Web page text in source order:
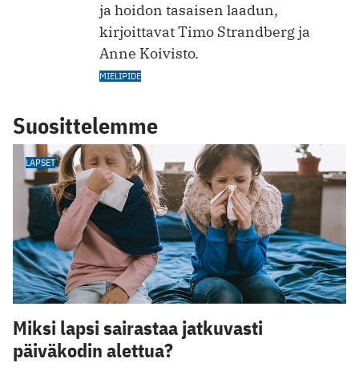
ja hoidon tasaisen laadun,
kirjoittavat Timo Strandberg ja
Anne Koivisto.
MIELIPIDE
Suosittelemme
LAPSET
Miksi lapsi sairastaa jatkuvasti
päiväkodin alettua?